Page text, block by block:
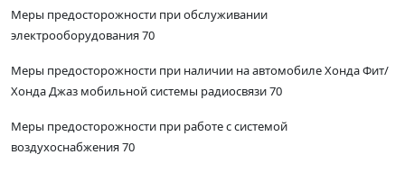
Меры предосторожности при обслуживании
электрооборудования 70
Меры предосторожности при наличии на автомобиле Хонда Фит/
Хонда Джаз мобильной системы радиосвязи 70
Меры предосторожности при работе с системой
воздухоснабжения 70